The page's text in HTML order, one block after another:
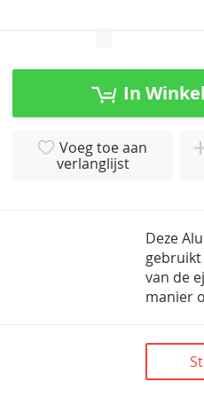
In
Voeg toe aan
verlanglijst
Deze
van de
manier